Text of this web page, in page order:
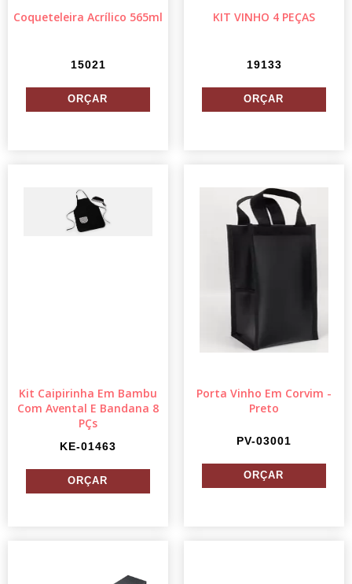
Coqueteleira Acrílico 565ml
15021
KIT VINHO 4 PEÇAS
19133
Kit Caipirinha Em Bambu
Com Avental E Bandana 8
PÇs
KE-01463
Porta Vinho Em Corvim -
Preto
PV-03001